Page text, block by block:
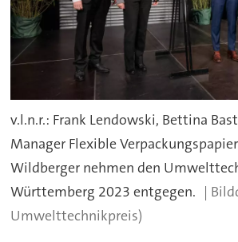
v.l.n.r.: Frank Lendowski, Bettina
Manager Flexible
Wildberger nehmen den
Württemberg 2023 entgegen.
Umwelttechnikpreis)